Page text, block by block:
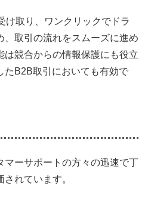
け取り、ワンクリックでドラ
、取引の流れをスムーズに進め
は競合からの情報保護にも役立
たB2B取引においても有効で
マーサポートの方々の迅速で丁
れています。